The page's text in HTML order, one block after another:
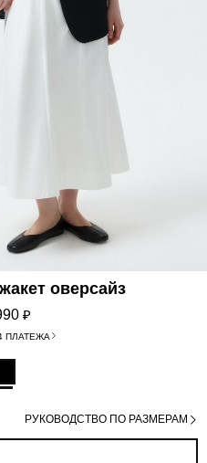
оверсайз
₽
ПЛАТЕЖА
РУКОВОДСТВО ПО РАЗМЕРАМ